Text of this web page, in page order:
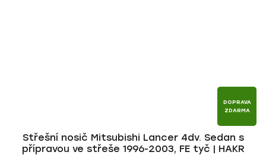
DOPRAVA
ZDARMA
Střešní nosič Mitsubishi Lancer 4dv. Sedan s
přípravou ve střeše 1996-2003, FE tyč | HAKR